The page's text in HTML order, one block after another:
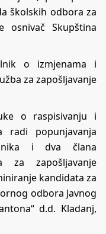
školskih odbora za
Skupština
o izmjenama i
za zapošljavanje
o raspisivanju i
radi popunjavanja
i dva člana
za zapošljavanje
kandidata za
odbora Javnog
d.d. Kladanj,